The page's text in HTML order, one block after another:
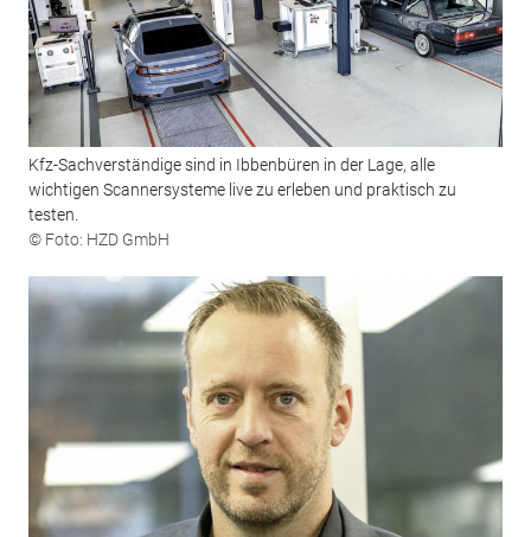
Kfz-Sachverständige sind in Ibbenbüren in der Lage, alle
wichtigen Scannersysteme live zu ­erleben und praktisch zu
testen.
© Foto: HZD GmbH